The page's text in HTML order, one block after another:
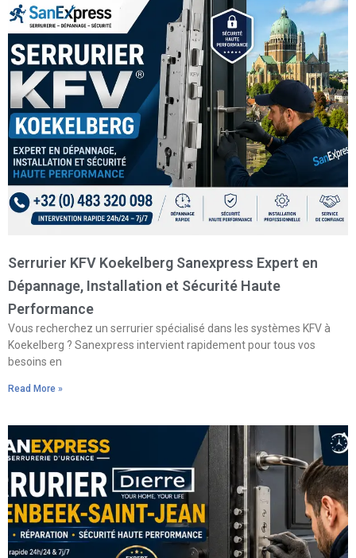
Serrurier KFV Koekelberg Sanexpress Expert en
Dépannage, Installation et Sécurité Haute
Performance
Vous recherchez un serrurier spécialisé dans les systèmes KFV à
Koekelberg ? Sanexpress intervient rapidement pour tous vos
besoins en
Read More »